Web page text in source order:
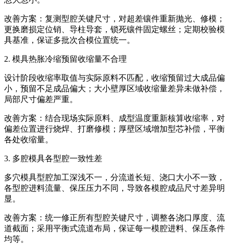
改善方案：复测型腔关键尺寸，对超差镶件重新抛光、修模；
更换磨损定位销、导柱导套，锁死镶件固定螺丝；定期校验模
具基准，保证多批次合模位置统一。
2. 模具热胀冷缩预留收缩量不合理
设计阶段收缩率取值与实际原料不匹配，收缩预留过大成品偏
小，预留不足成品偏大；大小壁厚区域收缩量差异未做补偿，
局部尺寸偏差严重。
改善方案：结合现场实际原料、成型温度重新核算收缩率，对
偏差位置进行烧焊、打磨修模；厚壁区域增加型芯补偿，平衡
各处收缩量。
3. 多腔模具各型腔一致性差
多穴模具型腔加工深浅不一，分流道长短、浇口大小不一致，
各型腔进料流量、保压压力不同，导致各模腔成品尺寸差异明
显。
改善方案：统一修正所有型腔关键尺寸，调整各浇口厚度、流
道截面；采用平衡式流道布局，保证每一模腔进料、保压条件
均等。